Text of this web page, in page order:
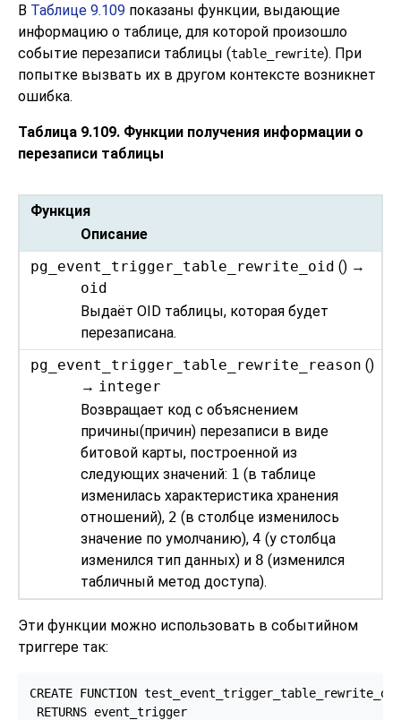
В Таблице 9.109 показаны функции, выдающие
информацию о таблице, для которой произошло
событие перезаписи таблицы (table_rewrite). При
попытке вызвать их в другом контексте возникнет
ошибка.
Таблица 9.109. Функции получения информации о
перезаписи таблицы
Функция
Описание
pg_event_trigger_table_rewrite_oid () →
oid
Выдаёт OID таблицы, которая будет
перезаписана.
pg_event_trigger_table_rewrite_reason ()
→ integer
Возвращает код с объяснением
причины(причин) перезаписи в виде
битовой карты, построенной из
следующих значений: 1 (в таблице
изменилась характеристика хранения
отношений), 2 (в столбце изменилось
значение по умолчанию),4 (у столбца
изменился тип данных) и 8 (изменился
табличный метод доступа).
Эти функции можно использовать в событийном
триггере так:
CREATE FUNCTION
RETURNS event_trigger